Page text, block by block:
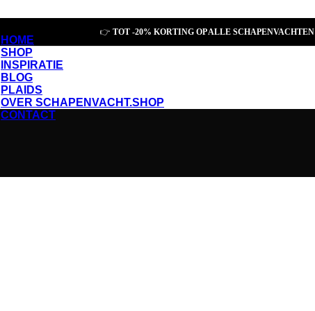
👉 TOT -20% KORTING OP ALLE SCHAPENVACHTEN
HOME
SHOP
INSPIRATIE
BLOG
PLAIDS
OVER SCHAPENVACHT.SHOP
CONTACT